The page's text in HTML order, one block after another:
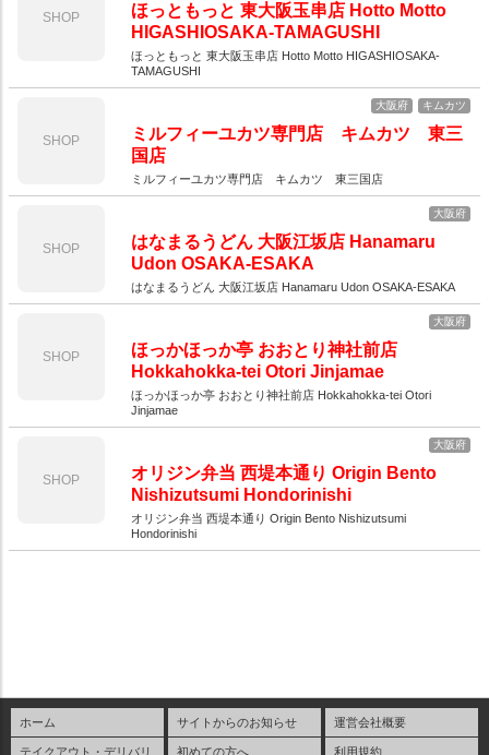
SHOP
ほっともっと 東大阪玉串店 Hotto Motto
HIGASHIOSAKA-TAMAGUSHI
ほっともっと 東大阪玉串店 Hotto Motto HIGASHIOSAKA-
TAMAGUSHI
SHOP
大阪府 キムカツ
ミルフィーユカツ専門店 キムカツ 東三
国店
ミルフィーユカツ専門店 キムカツ 東三国店
SHOP
大阪府
はなまるうどん 大阪江坂店 Hanamaru
Udon OSAKA-ESAKA
はなまるうどん 大阪江坂店 Hanamaru Udon OSAKA-ESAKA
SHOP
大阪府
ほっかほっか亭 おおとり神社前店
Hokkahokka-tei Otori Jinjamae
ほっかほっか亭 おおとり神社前店 Hokkahokka-tei Otori
Jinjamae
SHOP
大阪府
オリジン弁当 西堤本通り Origin Bento
Nishizutsumi Hondorinishi
オリジン弁当 西堤本通り Origin Bento Nishizutsumi
Hondorinishi
ホーム
テイクアウト・デリバリ
サイトからのお知らせ
初めての方へ
運営会社概要
利用規約